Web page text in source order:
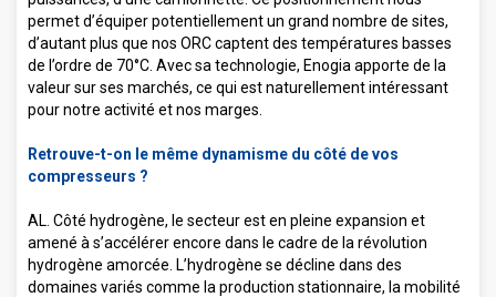
permet d’équiper potentiellement un grand nombre de sites,
d’autant plus que nos ORC captent des températures basses
de l’ordre de 70°C. Avec sa technologie, Enogia apporte de la
valeur sur ses marchés, ce qui est naturellement intéressant
pour notre activité et nos marges.
Retrouve-t-on le même dynamisme du côté de vos
compresseurs ?
AL. Côté hydrogène, le secteur est en pleine expansion et
amené à s’accélérer encore dans le cadre de la révolution
hydrogène amorcée. L’hydrogène se décline dans des
domaines variés comme la production stationnaire, la mobilité